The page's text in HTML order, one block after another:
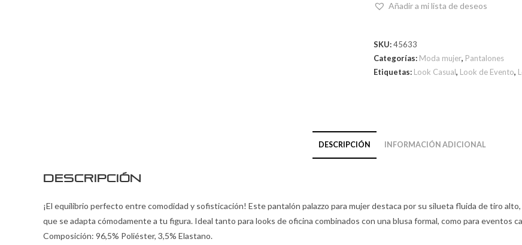
Añadir a mi lista de deseos
SKU:45633
Categorías: Moda mujer, Pantalones
Etiquetas: Look Casual, Look de Evento,
DESCRIPCIÓN INFORMACIÓN ADICIONAL
Descripción
¡El equilibrio perfecto entre comodidad y sofisticación! Este pantalón palazzo para mujer destaca por su silueta fluida de tiro
que se adapta cómodamente a tu figura. Ideal tanto para looks de oficina combinados con una blusa formal, como para eventos
Composición: 96,5% Poliéster, 3,5% Elastano.